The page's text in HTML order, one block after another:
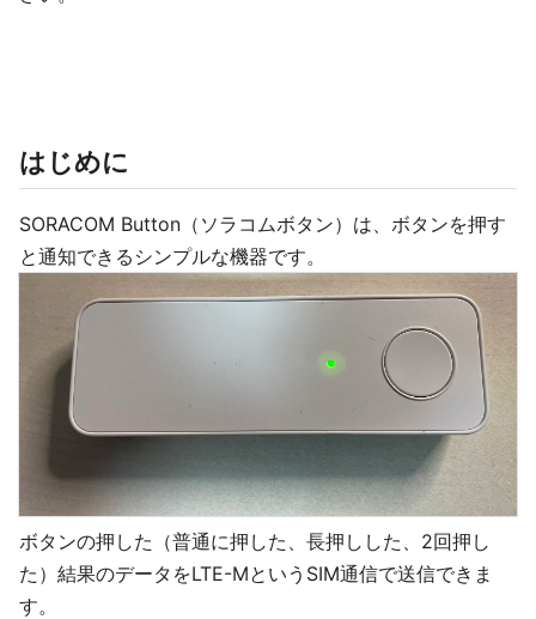
はじめに
SORACOM Button（ソラコムボタン）は、ボタンを押す
と通知できるシンプルな機器です。
ボタンの押した（普通に押した、長押しした、2回押し
た）結果のデータをLTE-MというSIM通信で送信できま
す。